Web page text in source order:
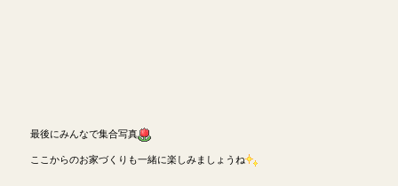
最後にみんなで集合写真
ここからのお家づくりも一緒に楽しみましょうね